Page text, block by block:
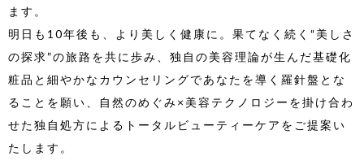
ます。
明日も10年後も、より美しく健康に。果てなく続く“美しさ
の探求”の旅路を共に歩み、独自の美容理論が生んだ基礎化
粧品と細やかなカウンセリングであなたを導く羅針盤とな
ることを願い、自然のめぐみ×美容テクノロジーを掛け合わ
せた独自処方によるトータルビューティーケアをご提案い
たします。